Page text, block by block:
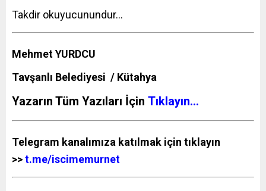
Takdir okuyucunundur…
Mehmet YURDCU
Tavşanlı Belediyesi / Kütahya
Yazarın Tüm Yazıları İçin Tıklayın…
Telegram kanalımıza katılmak için tıklayın
>>t.me/iscimemurnet